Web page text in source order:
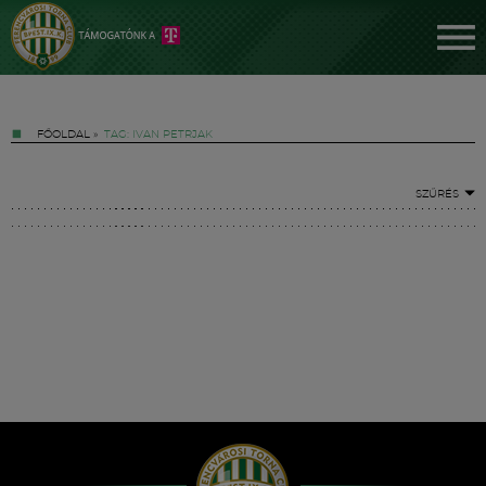
FŐOLDAL » TAG: IVAN PETRJAK
SZŰRÉS
Hírek